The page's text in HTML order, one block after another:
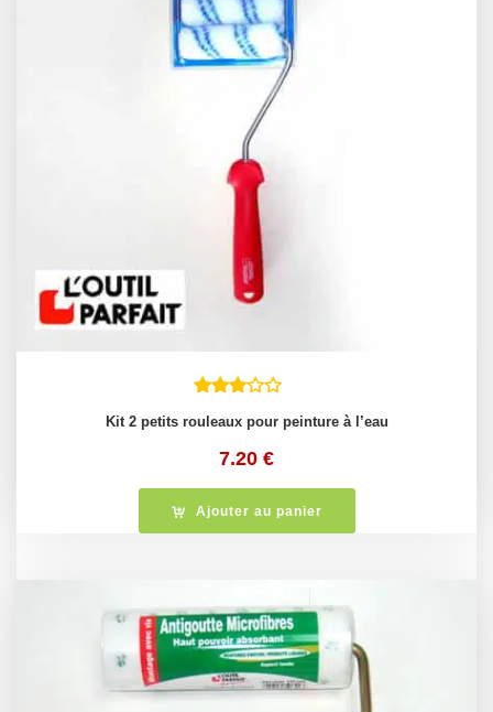
Kit 2 petits rouleaux pour peinture à l’eau
7.20 €
Ajouter au panier